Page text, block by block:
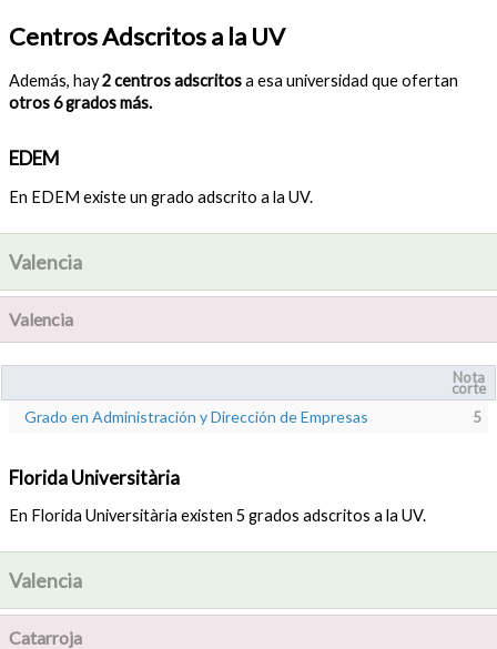
Centros Adscritos a la UV
Además, hay2 centros adscritosa esa universidad que ofertan
otros 6 grados más.
EDEM
En EDEM existe un grado adscrito a la UV.
Valencia
Valencia
Nota
corte
Grado en Administración y Dirección de Empresas 5
Florida Universitària
En Florida Universitària existen 5 grados adscritos a la UV.
Valencia
Catarroja